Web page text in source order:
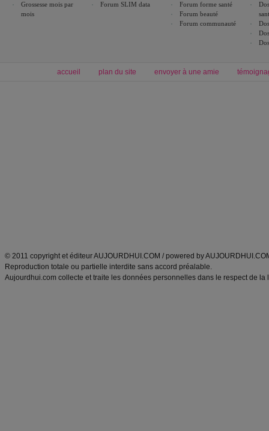
Grossesse mois par
mois
Forum SLIM data
Forum forme santé
Forum beauté
Forum communauté
accueil plan du site envoyer à une amie
© 2011 copyright et éditeur AUJOURDHUI.COM / powered by
Reproduction totale ou partielle interdite sans accord préalable.
Aujourdhui.com collecte et traite les données personnelles dans le respect de